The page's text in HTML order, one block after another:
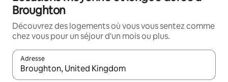
Broughton
Découvrez des logements où vous vous sentez comme
chez vous pour un séjour d'un mois ou plus.
Adresse
Lorsque les résultats s'affichent, utilisez les flèches vers le